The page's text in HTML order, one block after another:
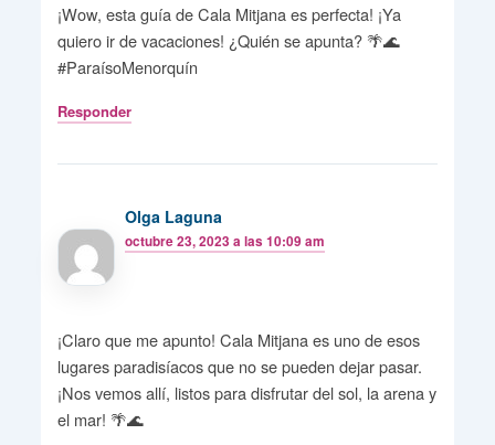
¡Wow, esta guía de Cala Mitjana es perfecta! ¡Ya
quiero ir de vacaciones! ¿Quién se apunta? 🌴🌊
#ParaísoMenorquín
Responder
Olga Laguna
octubre 23, 2023 a las 10:09 am
¡Claro que me apunto! Cala Mitjana es uno de esos
lugares paradisíacos que no se pueden dejar pasar.
¡Nos vemos allí, listos para disfrutar del sol, la arena y
el mar! 🌴🌊